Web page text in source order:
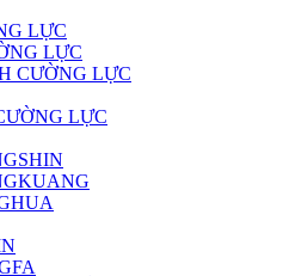
LỰC
LỰC
CƯỜNG LỰC
LỰC